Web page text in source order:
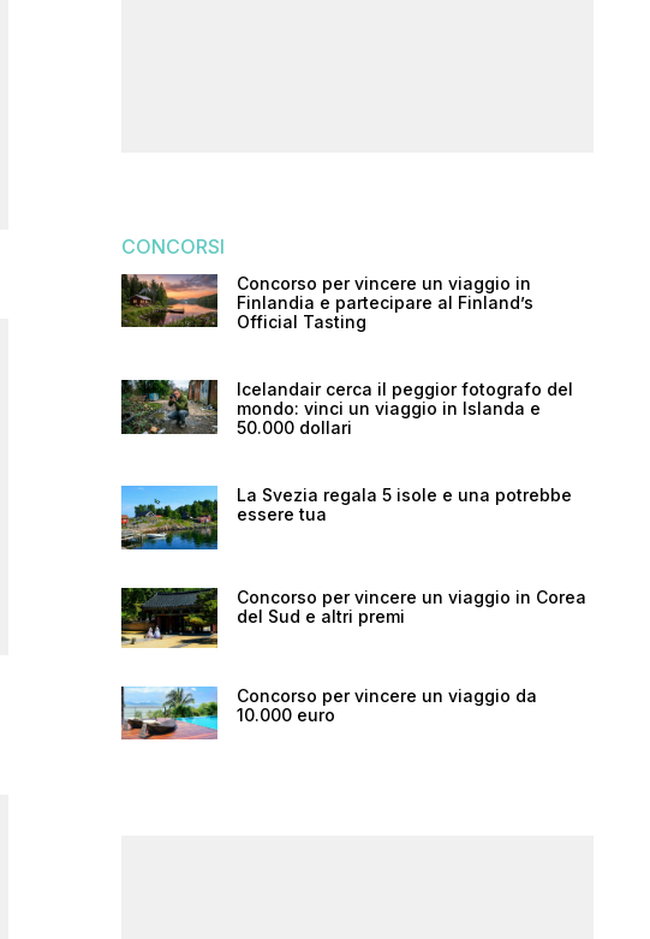
CONCORSI
Concorso per vincere un viaggio in
Finlandia e partecipare al Finland’s
Official Tasting
Icelandair cerca il peggior fotografo del
mondo: vinci un viaggio in Islanda e
50.000 dollari
La Svezia regala 5 isole e una potrebbe
essere tua
Concorso per vincere un viaggio in Corea
del Sud e altri premi
Concorso per vincere un viaggio da
10.000 euro